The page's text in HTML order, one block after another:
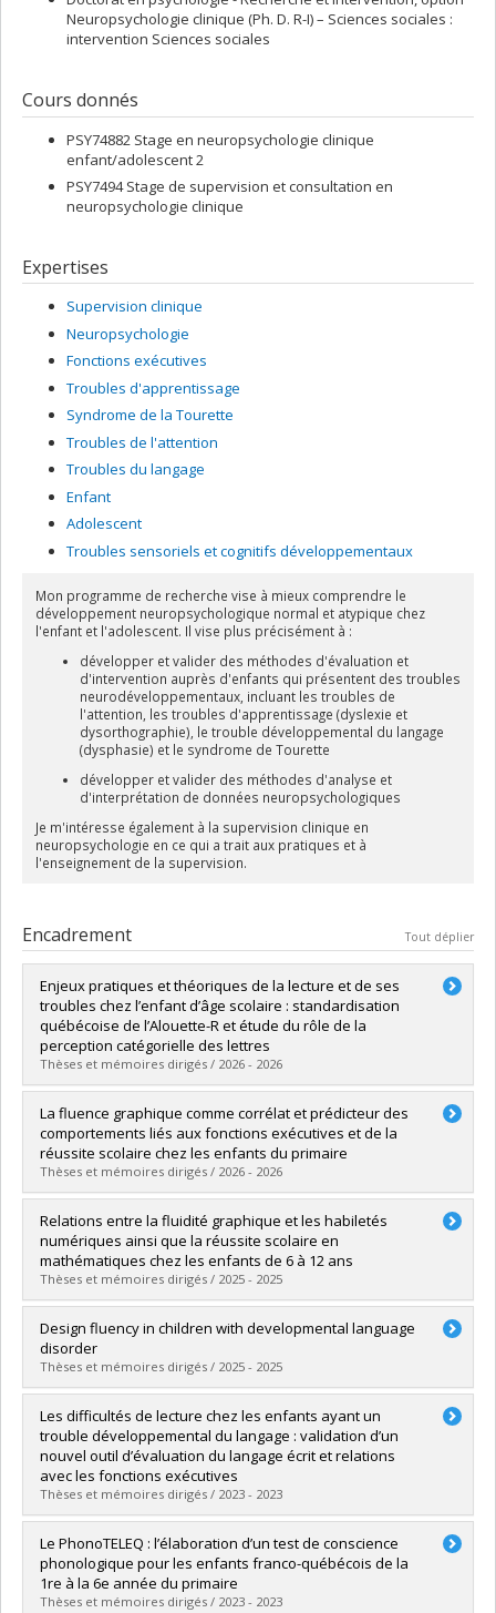
Neuropsychologie clinique (Ph. D. R-I) – Sciences sociales :
intervention Sciences sociales
Cours donnés
PSY74882 Stage en neuropsychologie clinique
enfant/adolescent 2
PSY7494 Stage de supervision et consultation en
neuropsychologie clinique
Expertises
Supervision clinique
Neuropsychologie
Fonctions exécutives
Troubles d'apprentissage
Syndrome de la Tourette
Troubles de l'attention
Troubles du langage
Enfant
Adolescent
Troubles sensoriels et cognitifs développementaux
Mon programme de recherche vise à mieux comprendre le
développement neuropsychologique normal et atypique chez
l'enfant et l'adolescent. Il vise plus précisément à :
développer et valider des méthodes d'évaluation et
d'intervention auprès d'enfants qui présentent des troubles
neurodéveloppementaux, incluant les troubles de
l'attention, les troubles d'apprentissage (dyslexie et
dysorthographie), le trouble développemental du langage
(dysphasie) et le syndrome de Tourette
développer et valider des méthodes d'analyse et
d'interprétation de données neuropsychologiques
Je m'intéresse également à la supervision clinique en
neuropsychologie en ce qui a trait aux pratiques et à
l'enseignement de la supervision.
Encadrement Tout déplier
Enjeux pratiques et théoriques de la lecture et de ses
troubles chez l’enfant d’âge scolaire : standardisation
québécoise de l’Alouette-R et étude du rôle de la
perception catégorielle des lettres
Thèses et mémoires dirigés / 2026 - 2026
Diplômé(e) :Champagne, Lou
Cycle :Doctorat
Diplôme obtenu :Ph. D.
Lien vers le document dans Papyrus
La fluence graphique comme corrélat et prédicteur des
comportements liés aux fonctions exécutives et de la
réussite scolaire chez les enfants du primaire
Thèses et mémoires dirigés / 2026 - 2026
Diplômé(e) :Sondhoo, Anushka Vyasha
Cycle :Doctorat
Diplôme obtenu :D. Psy.
Lien vers le document dans Papyrus
Relations entre la fluidité graphique et les habiletés
numériques ainsi que la réussite scolaire en
mathématiques chez les enfants de 6 à 12 ans
Thèses et mémoires dirigés / 2025 - 2025
Diplômé(e) :Bergeron, Stéphanie
Cycle :Doctorat
Diplôme obtenu :D. Psy.
Lien vers le document dans Papyrus
Design fluency in children with developmental language
disorder
Thèses et mémoires dirigés / 2025 - 2025
Diplômé(e) :Séguin-Kaercher, Nakita
Cycle :Doctorat
Diplôme obtenu :D. Psy.
Lien vers le document dans Papyrus
Les difficultés de lecture chez les enfants ayant un
trouble développemental du langage : validation d’un
nouvel outil d’évaluation du langage écrit et relations
avec les fonctions exécutives
Thèses et mémoires dirigés / 2023 - 2023
Diplômé(e) :Laniel, Patricia
Cycle :Doctorat
Diplôme obtenu :Ph. D.
Lien vers le document dans Papyrus
Le PhonoTELEQ : l’élaboration d’un test de conscience
phonologique pour les enfants franco-québécois de la
1re à la 6e année du primaire
Thèses et mémoires dirigés / 2023 - 2023